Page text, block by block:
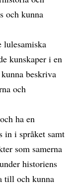
och kunna
lulesamiska
kunskaper i en
beskriva
och
ha en
in i språket samt
som samerna
historiens
till och kunna